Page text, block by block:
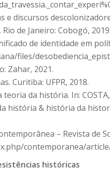
e discursos
de Janeiro: Cobogó, 2019.
de identidade em
files/
Zahar, 2021.
Curitiba: UFPR, 2018.
da história. In:
história & história da
– Revista de
contemporanea/
históricas